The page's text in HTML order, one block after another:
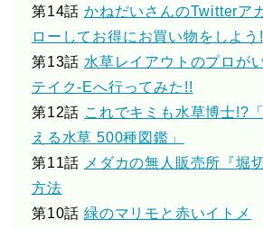
第14話 かねだいさんのTwitterア
ローしてお得にお買い物をしよう
第13話 水草レイアウトのプロが
テイク-Eへ行ってみた!!
第12話 これでキミも水草博士!?
える水草 500種図鑑」
第11話 メダカの無人販売所『堀
方法
第10話 緑のマリモと赤いイトメ